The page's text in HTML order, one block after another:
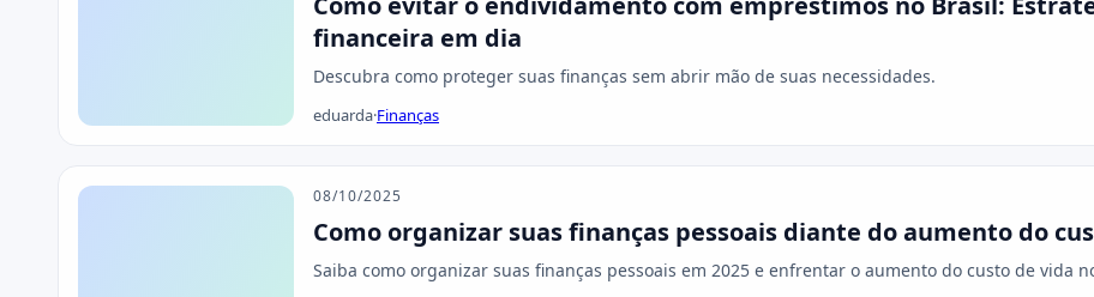
financeira em dia
Descubra como proteger suas finanças sem abrir mão de suas necessidades.
eduarda·Finanças
08/10/2025
Como organizar suas finanças pessoais diante do aumento do
Saiba como organizar suas finanças pessoais em 2025 e enfrentar o aumento do custo de vida